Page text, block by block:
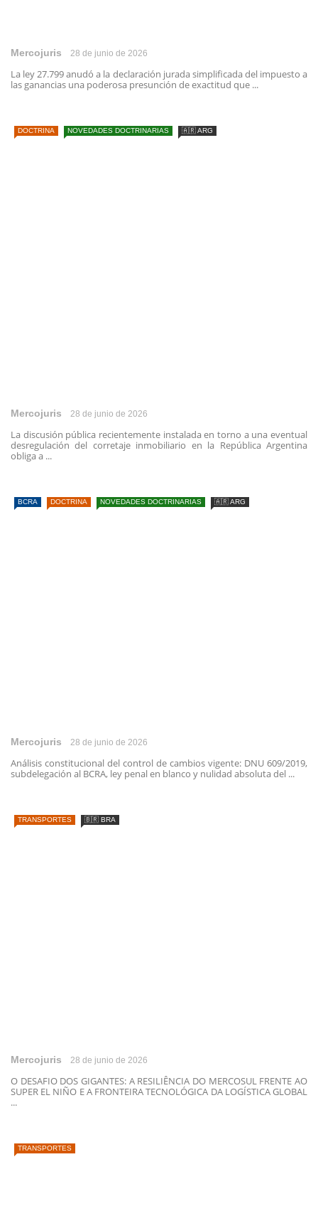
Mercojuris 28 de junio de 2026
La ley 27.799 anudó a la declaración jurada simplificada del impuesto a
las ganancias una poderosa presunción de exactitud que ...
DOCTRINA NOVEDADES DOCTRINARIAS 🇦🇷 ARG
Mercojuris 28 de junio de 2026
La discusión pública recientemente instalada en torno a una eventual
desregulación del corretaje inmobiliario en la República Argentina
obliga a ...
BCRA DOCTRINA NOVEDADES DOCTRINARIAS 🇦🇷 ARG
Mercojuris 28 de junio de 2026
Análisis constitucional del control de cambios vigente: DNU 609/2019,
subdelegación al BCRA, ley penal en blanco y nulidad absoluta del ...
TRANSPORTES 🇧🇷 BRA
Mercojuris 28 de junio de 2026
O DESAFIO DOS GIGANTES: A RESILIÊNCIA DO MERCOSUL FRENTE AO
SUPER EL NIÑO E A FRONTEIRA TECNOLÓGICA DA LOGÍSTICA GLOBAL
...
TRANSPORTES